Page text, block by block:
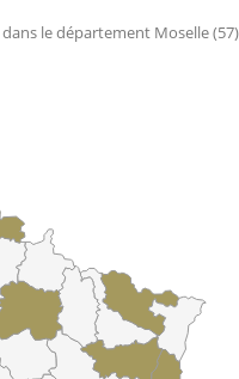
dans le département Moselle